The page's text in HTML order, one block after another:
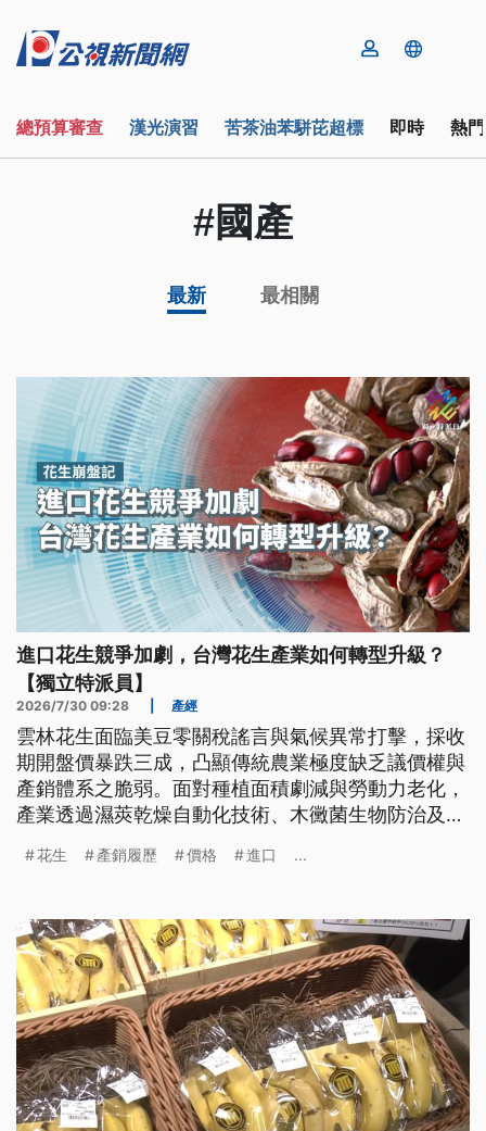
總預算審查 漢光演習 苦茶油苯駢芘超標 即時 熱
#國產
最新 最相關
進口花生競爭加劇，台灣花生產業如何轉型升級？
【獨立特派員】
2026/7/30 09:28 產經
雲林花生面臨美豆零關稅謠言與氣候異常打擊，採收
期開盤價暴跌三成，凸顯傳統農業極度缺乏議價權與
產銷體系之脆弱。面對種植面積劇減與勞動力老化，
產業透過濕莢乾燥自動化技術、木黴菌生物防治及契
立本土防線，開創高值化永續新局。
花生 產銷履歷 價格 進口 ...